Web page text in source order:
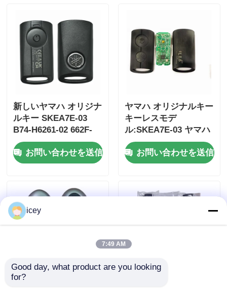
新しいヤマハ オリジナ
ルキー SKEA7E-03
B74-H6261-02 662F-
SKEA7D03
お問い合わせを送信
ヤマハ オリジナルキー
キーレスモデ
ル:SKEA7E-03 ヤマハ
スマートリモートキー
B74-H6261-02/662F-
SKEA7D03
お問い合わせを送信
icey
7:49 AM
Good day, what product are you looking
for?